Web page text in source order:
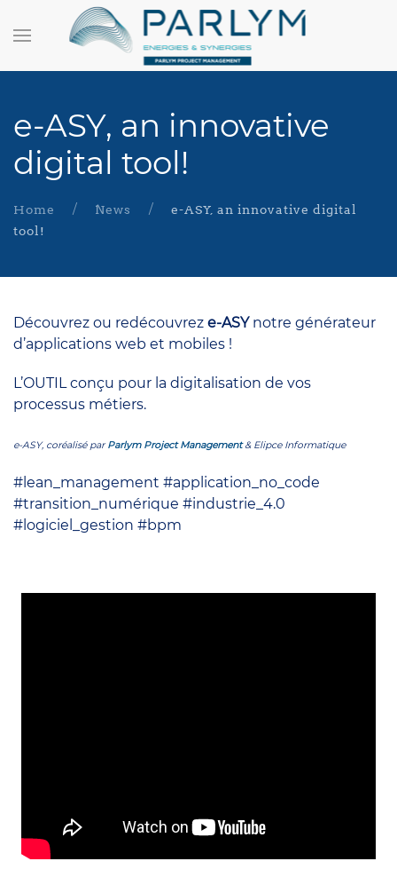
e-ASY, an innovative
digital tool!
Home News
e-ASY, an innovative digital
tool!
Découvrez ou redécouvrez e-ASY notre générateur
d’applications web et mobiles !
L’OUTIL conçu pour la digitalisation de vos
processus métiers.
e-ASY, coréalisé parParlym Project Management& Elipce Informatique
#lean_management #application_no_code
#transition_numérique #industrie_4.0
#logiciel_gestion #bpm